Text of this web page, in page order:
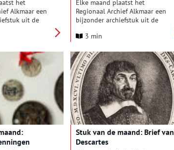
het
Alkmaar een
uit de
met
Elke maand plaatst het
Regionaal Archief Alkmaar een
bijzonder archiefstuk uit de
Deze keer: een verklaring uit
katholieken de Witte Kerk van
Heiloo probeerden te vorderen.
3 min
Stuk van de maand: Brief van
Descartes